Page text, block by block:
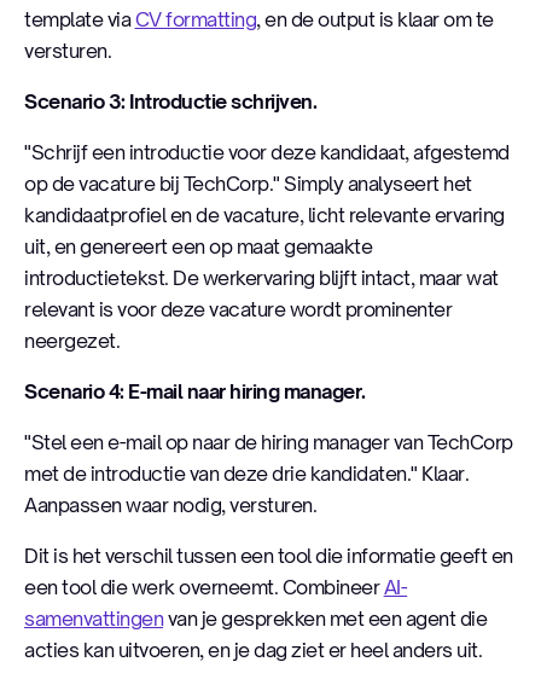
template viaCV formatting, en de output is klaar om te
versturen.
Scenario 3: Introductie schrijven.
"Schrijf een introductie voor deze kandidaat, afgestemd
op de vacature bij TechCorp." Simply analyseert het
kandidaatprofiel en de vacature, licht relevante ervaring
uit, en genereert een op maat gemaakte
introductietekst. De werkervaring blijft intact, maar wat
relevant is voor deze vacature wordt prominenter
neergezet.
Scenario 4: E-mail naar hiring manager.
"Stel een e-mail op naar de hiring manager van TechCorp
met de introductie van deze drie kandidaten." Klaar.
Aanpassen waar nodig, versturen.
Dit is het verschil tussen een tool die informatie geeft en
een tool die werk overneemt. CombineerAI-
samenvattingenvan je gesprekken met een agent die
acties kan uitvoeren, en je dag ziet er heel anders uit.